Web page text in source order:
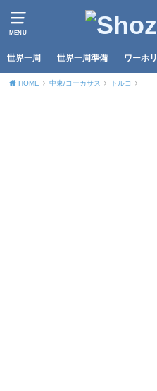
MENU
世界一周 世界一周準備 ワーホリ
HOME 中東/コーカサス トルコ